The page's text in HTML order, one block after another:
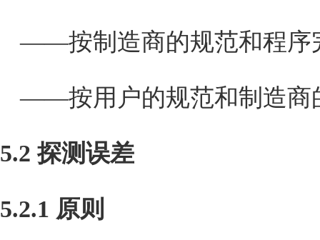
——按制造商的规范和程序
——按用户的规范和制造商
5.2探测误差
5.2.1 原则